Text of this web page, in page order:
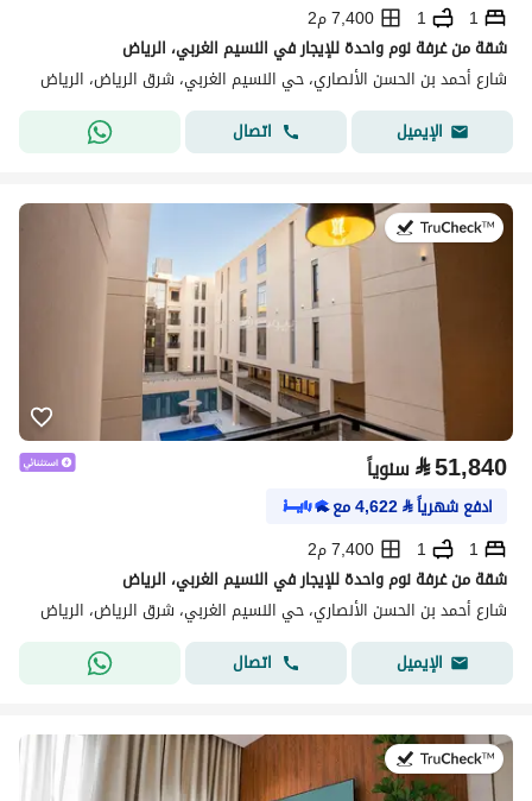
1
1
7,400 م2
شقة من غرفة نوم واحدة للإيجار في النسيم الغربي، الرياض
شارع أحمد بن الحسن الأنصاري، حي النسيم الغربي، شرق الرياض، الرياض
الإيميل
اتصال
في:21 يوليو 2026
⃁51,840 سنوياً
ادفع شهرياً⃁
4,622مع
1
1
7,400 م2
شقة من غرفة نوم واحدة للإيجار في النسيم الغربي، الرياض
شارع أحمد بن الحسن الأنصاري، حي النسيم الغربي، شرق الرياض، الرياض
الإيميل
اتصال
في:20 يوليو 2026